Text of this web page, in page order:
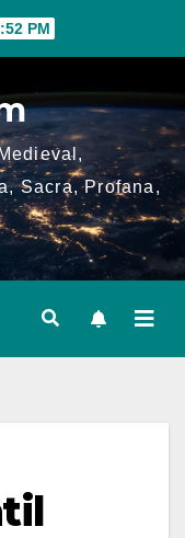
PM
Sacra, Profana,